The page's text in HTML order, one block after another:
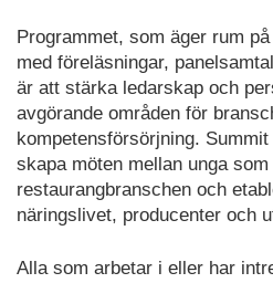
Programmet, som äger rum
med föreläsningar,
är att stärka ledarskap och
avgörande områden för
kompetensförsörjning.
skapa möten mellan unga
restaurangbranschen och
näringslivet, producenter och
Alla som arbetar i eller har